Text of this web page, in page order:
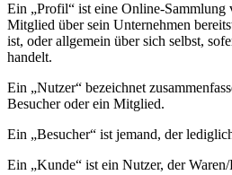
Ein „Profil“ ist eine Online-Sammlung
Mitglied über sein Unternehmen
ist, oder allgemein über sich selbst,
handelt.
Ein „Nutzer“ bezeichnet
Besucher oder ein Mitglied.
Ein „Besucher“ ist jemand, der
Ein „Kunde“ ist ein Nutzer, der